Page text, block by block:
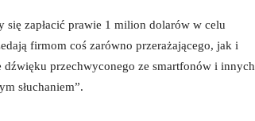
zapłacić prawie 1 milion dolarów w celu
firmom coś zarówno przerażającego, jak i
przechwyconego ze smartfonów i innych
słuchaniem”.